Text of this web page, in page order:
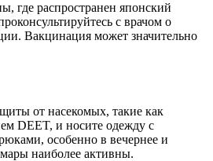
где распространен японский
с врачом о
Вакцинация может значительно
от насекомых, такие как
DEET, и носите одежду с
особенно в вечернее и
наиболее активны.